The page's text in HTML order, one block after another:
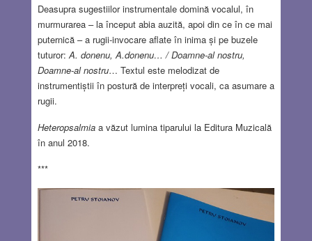
Deasupra sugestiilor instrumentale domină vocalul, în
murmurarea – la început abia auzită, apoi din ce în ce mai
puternică – a rugii-invocare aflate în inima și pe buzele
tuturor:A. donenu, A.donenu… / Doamne-al nostru,
Doamne-al nostru… Textul este melodizat de
instrumentiștii în postură de interpreți vocali, ca asumare a
rugii.
Heteropsalmiaa văzut lumina tiparului la Editura Muzicală
în anul 2018.
***